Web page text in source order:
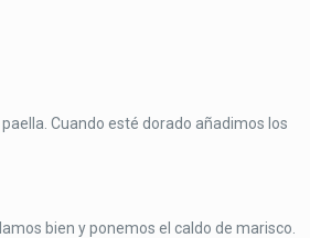
Cuando esté dorado añadimos los
bien y ponemos el caldo de marisco.